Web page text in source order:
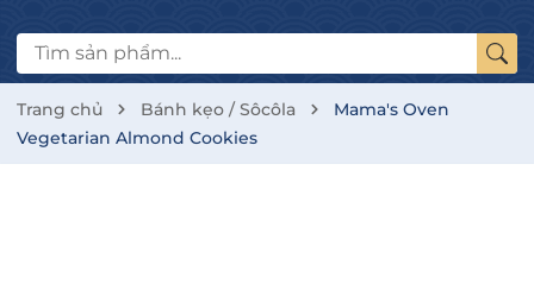
Trang chủ Bánh kẹo / Sôcôla
Mama's Oven
Vegetarian Almond Cookies